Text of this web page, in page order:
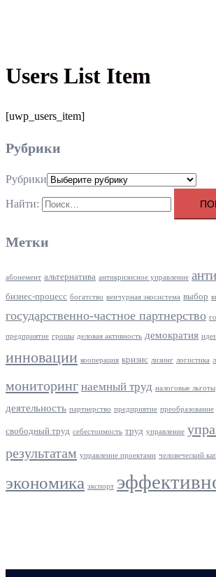
Users List Item
[uwp_users_item]
Рубрики
Рубрики
Найти:
Метки
абонемент альтернатива антикризисное управление
бизнес-процесс богатство венчурная экосистема выбор
государственно-частное партнерство
предприятие грошы деловая активность демократия
инновации кооперация кризис лизинг логистика
мониторинг наемный труд налоговые льготы
деятельность партнерство предприятие преобразование
свободный труд себестоимость труд управление
результатам управление проектами человеческий
экономика экспорт